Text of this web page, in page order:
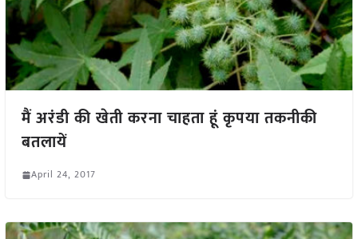
मैं अरंडी की खेती करना चाहता हूं कृपया तकनीकी
बतलायें
April 24, 2017